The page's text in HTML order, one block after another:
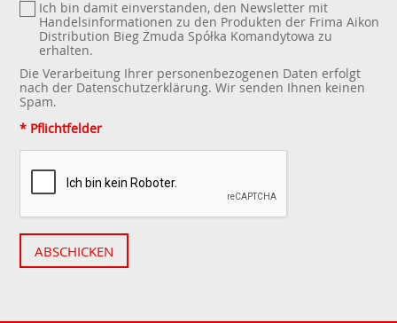
Ich bin damit einverstanden, den Newsletter mit
Handelsinformationen zu den Produkten der Frima Aikon
Distribution Bieg Żmuda Spółka Komandytowa zu
erhalten.
Die Verarbeitung Ihrer personenbezogenen Daten erfolgt
nach der Datenschutzerklärung. Wir senden Ihnen keinen
Spam.
* Pflichtfelder
ABSCHICKEN